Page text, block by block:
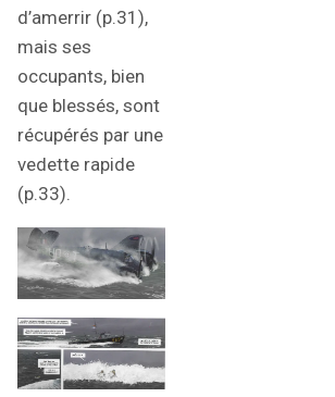
d’amerrir (p.31),
mais ses
occupants, bien
que blessés, sont
récupérés par une
vedette rapide
(p.33).